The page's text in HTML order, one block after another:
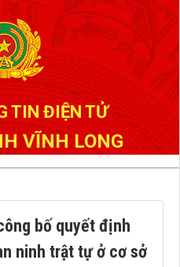
TIN ĐIỆN TỬ
VĨNH LONG
bố quyết định
ninh trật tự ở cơ sở